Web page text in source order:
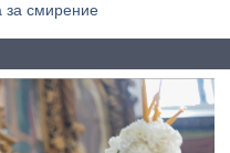
за смирение